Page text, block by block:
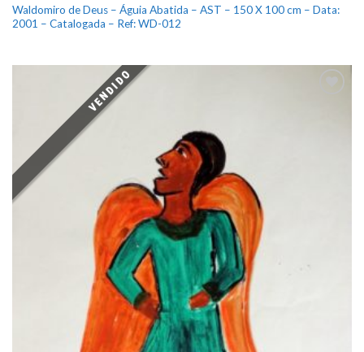
Waldomiro de Deus – Águia Abatida – AST – 150 X 100 cm – Data:
2001 – Catalogada – Ref: WD-012
VENDIDO